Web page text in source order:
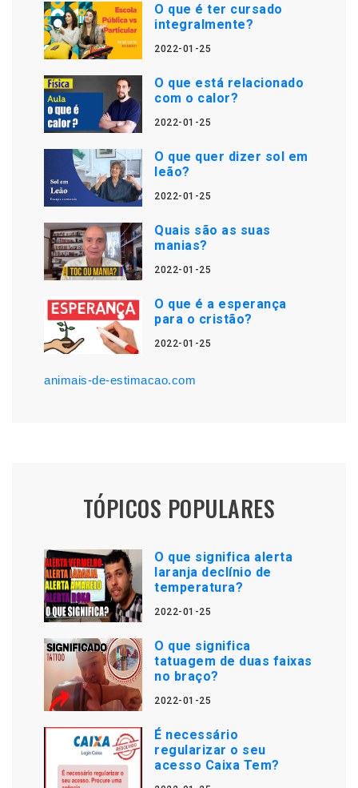
O que é ter cursado
integralmente?
2022-01-25
O que está relacionado
com o calor?
2022-01-25
O que quer dizer sol em
leão?
2022-01-25
Quais são as suas
manias?
2022-01-25
O que é a esperança
para o cristão?
2022-01-25
animais-de-estimacao.com
TÓPICOS POPULARES
O que significa alerta
laranja declínio de
temperatura?
2022-01-25
O que significa
tatuagem de duas faixas
no braço?
2022-01-25
É necessário
regularizar o seu
acesso Caixa Tem?